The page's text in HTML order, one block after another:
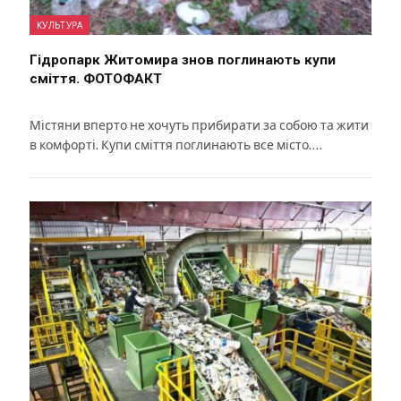
КУЛЬТУРА
Гідропарк Житомира знов поглинають купи
сміття. ФОТОФАКТ
Містяни вперто не хочуть прибирати за собою та жити
в комфорті. Купи сміття поглинають все місто….